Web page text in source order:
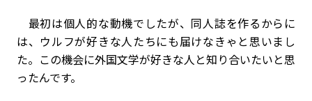
最初は個人的な動機でしたが、同人誌を作るからに
は、ウルフが好きな人たちにも届けなきゃと思いまし
た。この機会に外国文学が好きな人と知り合いたいと思
ったんです。